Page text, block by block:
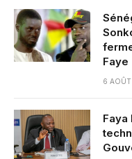
Faye
6
Faya